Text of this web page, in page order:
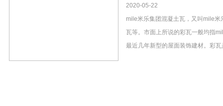
2020-05-22
mile米乐集团混凝土瓦，又叫mile米
瓦等。市面上所说的彩瓦一般均指
最近几年新型的屋面装饰建材。彩